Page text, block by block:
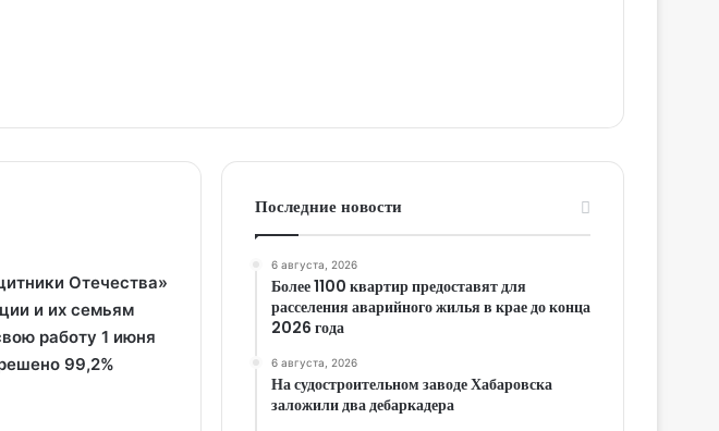
Отечества»
и их семьям
работу 1 июня
99,2%
Последние новости
6 августа, 2026
Более 1100 квартир предоставят для
расселения аварийного жилья в крае до конца
2026 года
6 августа, 2026
На судостроительном заводе Хабаровска
заложили два дебаркадера